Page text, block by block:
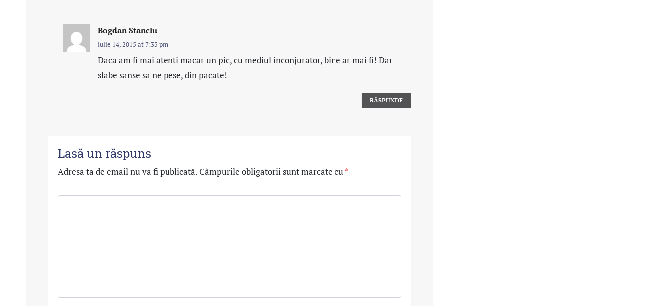
Bogdan Stanciu
iulie 14, 2015 at 7:35 pm
Daca am fi mai atenti macar un pic, cu mediul inconjurator, bine ar mai fi! Dar
slabe sanse sa ne pese, din pacate!
RĂSPUNDE
Lasă un răspuns
Adresa ta de email nu va fi publicată. Câmpurile obligatorii sunt marcate cu*